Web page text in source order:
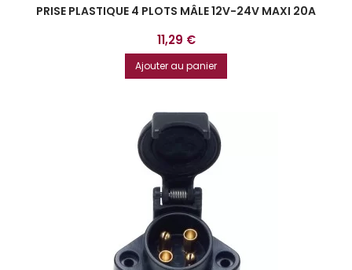
PRISE PLASTIQUE 4 PLOTS MÂLE 12V-24V MAXI 20A
Prix
11,29 €
Ajouter au panier